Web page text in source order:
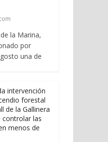
la Marina,
por
una de
intervención
forestal
de la Gallinera
controlar las
menos de